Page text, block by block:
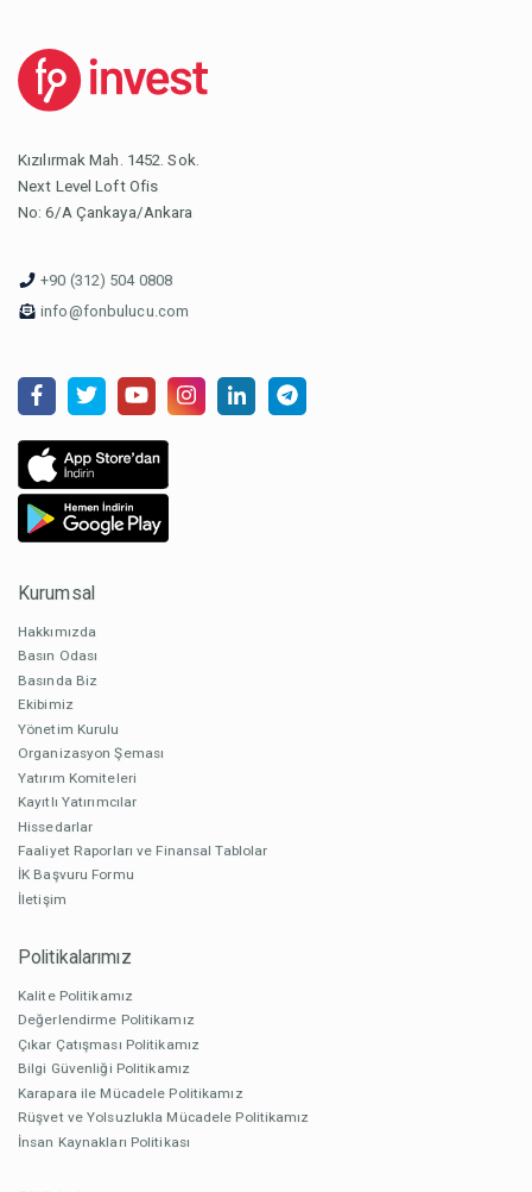
Kızılırmak Mah. 1452. Sok.
Next Level Loft Ofis
No: 6/A Çankaya/Ankara
+90 (312) 504 0808
info@fonbulucu.com
Kurumsal
Hakkımızda
Basın Odası
Basında Biz
Ekibimiz
Yönetim Kurulu
Organizasyon Şeması
Yatırım Komiteleri
Kayıtlı Yatırımcılar
Hissedarlar
Faaliyet Raporları ve Finansal Tablolar
İK Başvuru Formu
İletişim
Politikalarımız
Kalite Politikamız
Değerlendirme Politikamız
Çıkar Çatışması Politikamız
Bilgi Güvenliği Politikamız
Karapara ile Mücadele Politikamız
Rüşvet ve Yolsuzlukla Mücadele Politikamız
İnsan Kaynakları Politikası